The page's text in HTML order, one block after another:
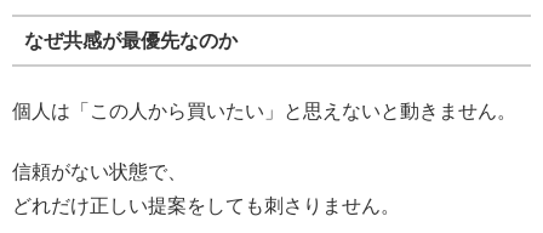
なぜ共感が最優先なのか
個人は「この人から買いたい」と思えないと動きません。
信頼がない状態で、
どれだけ正しい提案をしても刺さりません。